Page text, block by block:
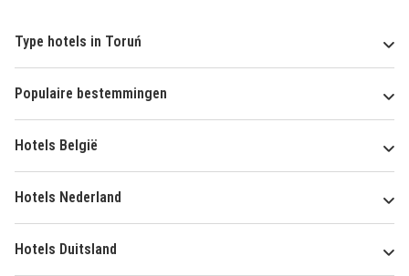
Type hotels in Toruń
Populaire bestemmingen
Hotels België
Hotels Nederland
Hotels Duitsland